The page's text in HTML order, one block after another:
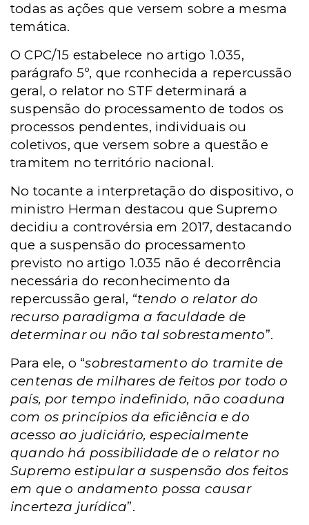
todas as ações que versem sobre a mesma
temática.
O CPC/15 estabelece no artigo 1.035,
parágrafo 5º, que rconhecida a repercussão
geral, o relator no STF determinará a
suspensão do processamento de todos os
processos pendentes, individuais ou
coletivos, que versem sobre a questão e
tramitem no território nacional.
No tocante a interpretação do dispositivo, o
ministro Herman destacou que Supremo
decidiu a controvérsia em 2017, destacando
que a suspensão do processamento
previsto no artigo 1.035 não é decorrência
necessária do reconhecimento da
repercussão geral, “tendo o relator do
recurso paradigma a faculdade de
determinar ou não tal sobrestamento”.
Para ele, o “sobrestamento do tramite de
centenas de milhares de feitos por todo o
país, por tempo indefinido, não coaduna
com os princípios da eficiência e do
acesso ao judiciário, especialmente
quando há possibilidade de o relator no
Supremo estipular a suspensão dos feitos
em que o andamento possa causar
incerteza jurídica”.